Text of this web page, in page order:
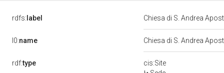
rdfs: label Chiesa di S. Andrea
l0:name Chiesa di S. Andrea
rdf:type
cis:Site